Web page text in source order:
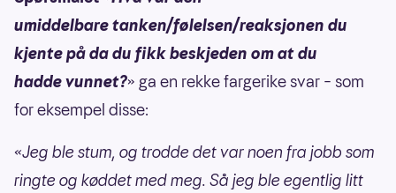
umiddelbare tanken/følelsen/reaksjonen du
kjente på da du fikk beskjeden om at du
hadde vunnet?» ga en rekke fargerike svar – som
for eksempel disse:
«Jeg ble stum, og trodde det var noen fra jobb som
ringte og køddet med meg. Så jeg ble egentlig litt